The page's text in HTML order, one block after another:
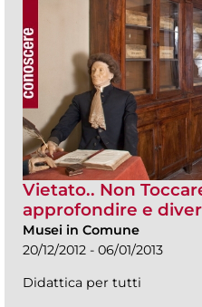
Vietato.. Non
approfondire e
Musei in Comune
20/12/2012 - 06/01/2013
Didattica per tutti